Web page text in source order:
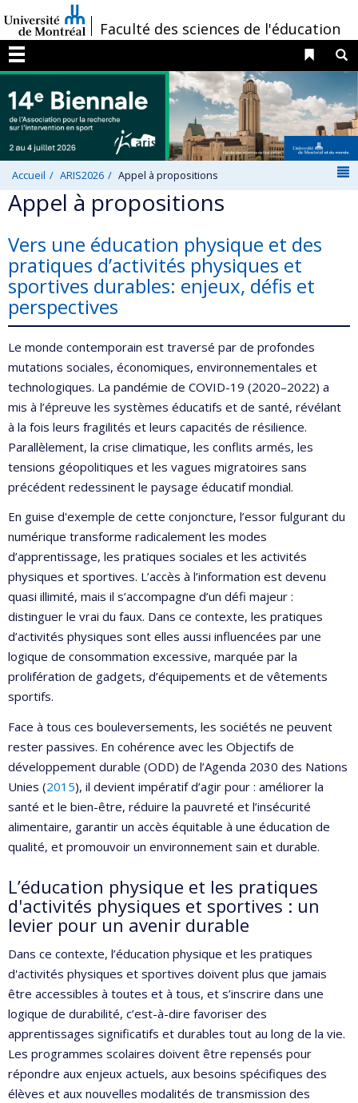
au
contenu
/Faculté des sciences de l'éducation
Menu
Liens
Accueil ARIS2026 Appel à propositions
Appel à propositions
Vers une éducation physique et des
pratiques d’activités physiques et
sportives durables: enjeux, défis et
perspectives
Le monde contemporain est traversé par de profondes
mutations sociales, économiques, environnementales et
technologiques. La pandémie de COVID-19 (2020–2022) a
mis à l’épreuve les systèmes éducatifs et de santé, révélant
à la fois leurs fragilités et leurs capacités de résilience.
Parallèlement, la crise climatique, les conflits armés, les
tensions géopolitiques et les vagues migratoires sans
précédent redessinent le paysage éducatif mondial.
En guise d'exemple de cette conjoncture, l’essor fulgurant du
numérique transforme radicalement les modes
d’apprentissage, les pratiques sociales et les activités
physiques et sportives. L’accès à l’information est devenu
quasi illimité, mais il s’accompagne d’un défi majeur :
distinguer le vrai du faux. Dans ce contexte, les pratiques
d’activités physiques sont elles aussi influencées par une
logique de consommation excessive, marquée par la
prolifération de gadgets, d’équipements et de vêtements
sportifs.
Face à tous ces bouleversements, les sociétés ne peuvent
rester passives. En cohérence avec les Objectifs de
développement durable (ODD) de l’Agenda 2030 des Nations
Unies (2015), il devient impératif d’agir pour : améliorer la
santé et le bien-être, réduire la pauvreté et l’insécurité
alimentaire, garantir un accès équitable à une éducation de
qualité, et promouvoir un environnement sain et durable.
L’éducation physique et les pratiques
d'activités physiques et sportives : un
levier pour un avenir durable
Dans ce contexte, l’éducation physique et les pratiques
d'activités physiques et sportives doivent plus que jamais
être accessibles à toutes et à tous, et s’inscrire dans une
logique de durabilité, c’est-à-dire favoriser des
apprentissages significatifs et durables tout au long de la vie.
Les programmes scolaires doivent être repensés pour
répondre aux enjeux actuels, aux besoins spécifiques des
élèves et aux nouvelles modalités de transmission des